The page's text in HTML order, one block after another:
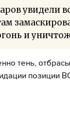
увидели
и
тень,
позиции